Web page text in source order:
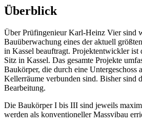
Überblick
Über Prüfingenieur Karl-Heinz Vier sind
Bauüberwachung eines der aktuell
in Kassel beauftragt. Projektentwickler ist
Sitz in Kassel. Das gesamte Projekte
Baukörper, die durch eine Untergeschoss
Kellerräume verbunden sind. Bisher sind
Bearbeitung.
Die Baukörper I bis III sind jeweils
werden als konventioneller Massvibau